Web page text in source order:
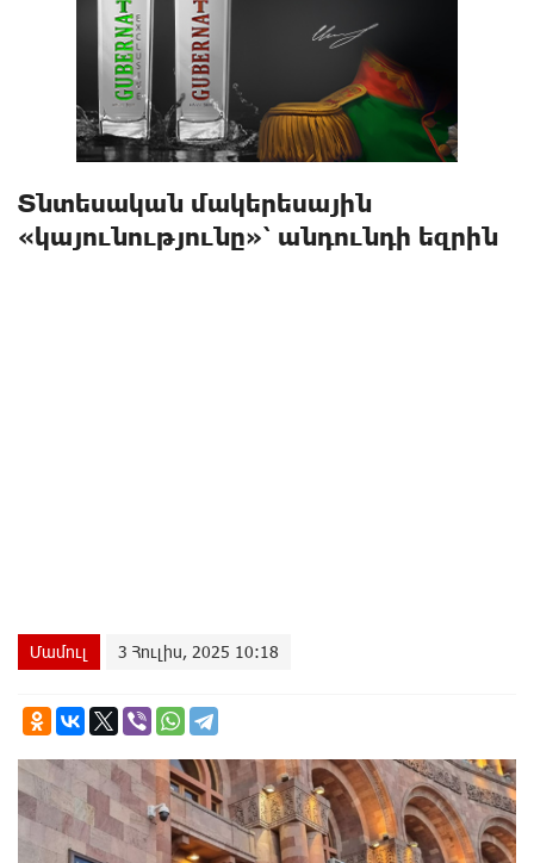
Տնտեսական մակերեսային
«կայունությունը»՝ անդունդի եզրին
Մամուլ 3 Հուլիս, 2025 10:18